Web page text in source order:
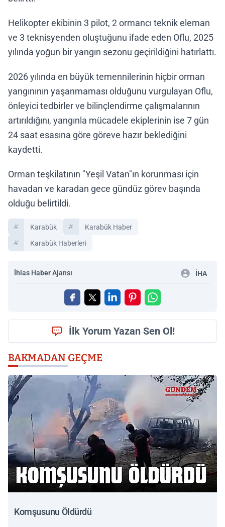
Helikopter ekibinin 3 pilot, 2 ormancı teknik eleman
ve 3 teknisyenden oluştuğunu ifade eden Oflu, 2025
yılında yoğun bir yangın sezonu geçirildiğini hatırlattı.
2026 yılında en büyük temennilerinin hiçbir orman
yangınının yaşanmaması olduğunu vurgulayan Oflu,
önleyici tedbirler ve bilinçlendirme çalışmalarının
artırıldığını, yangınla mücadele ekiplerinin ise 7 gün
24 saat esasına göre göreve hazır beklediğini
kaydetti.
Orman teşkilatının "Yeşil Vatan"ın korunması için
havadan ve karadan gece gündüz görev başında
olduğu belirtildi.
Karabük
Karabük Haber
Karabük Haberleri
İhlas Haber Ajansı İHA
İlk Yorum Yazan Sen Ol!
BAKMADAN GEÇME
Komşusunu Öldürdü